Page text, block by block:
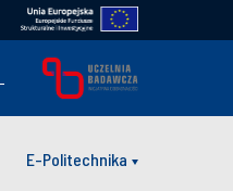
E-Politechnika